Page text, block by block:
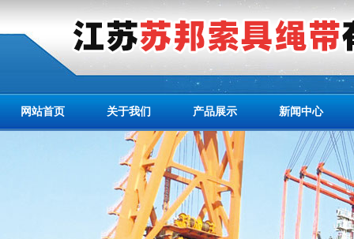
网站首页 关于我们 产品展示 新闻中心